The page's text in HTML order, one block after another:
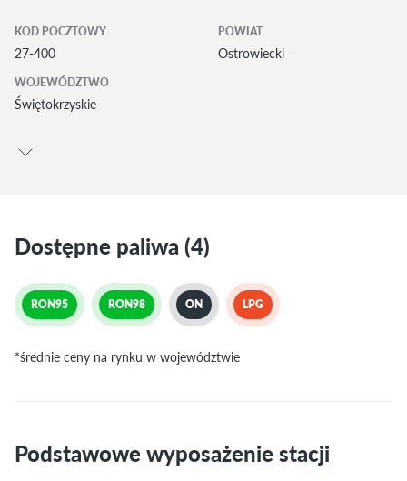
KOD POCZTOWY
27-400
POWIAT
Ostrowiecki
WOJEWÓDZTWO
Świętokrzyskie
Dostępne paliwa (4)
RON95 RON98 ON LPG
*średnie ceny na rynku w województwie
Podstawowe wyposażenie stacji